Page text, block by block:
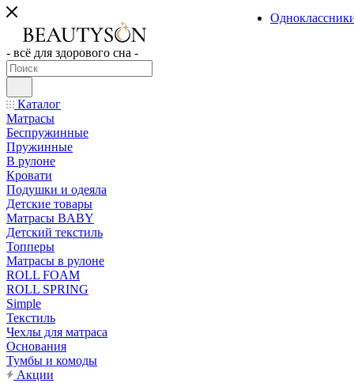
- всё для здорового сна -
Каталог
Матрасы
Беспружинные
Пружинные
В рулоне
Кровати
Подушки и одеяла
Детские товары
Матрасы BABY
Детский текстиль
Топперы
Матрасы в рулоне
ROLL FOAM
ROLL SPRING
Simple
Текстиль
Чехлы для матраса
Основания
Тумбы и комоды
Акции